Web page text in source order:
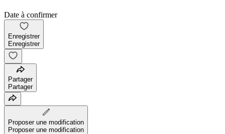
Date à confirmer
Enregistrer
Enregistrer
Partager
Partager
Proposer une modification
Proposer une modification